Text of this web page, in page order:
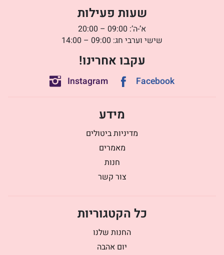
שעות פעילות
א’-ה’: 09:00 – 20:00
שישי וערבי חג: 09:00 – 14:00
עקבו אחרינו!
Facebook
Instagram
מידע
מדיניות ביטולים
מאמרים
חנות
צור קשר
כל הקטגוריות
החנות שלנו
יום אהבה